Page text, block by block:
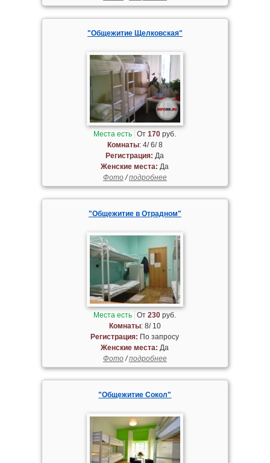
"Общежитие Щелковская"
Места есть От170 руб.
Комнаты: 4/ 6/ 8
Регистрация: Да
Женские места: Да
Фото/подробнее
"Общежитие в Отрадном"
Места есть От230 руб.
Комнаты: 8/ 10
Регистрация: По запросу
Женские места: Да
Фото/подробнее
"Общежитие Сокол"